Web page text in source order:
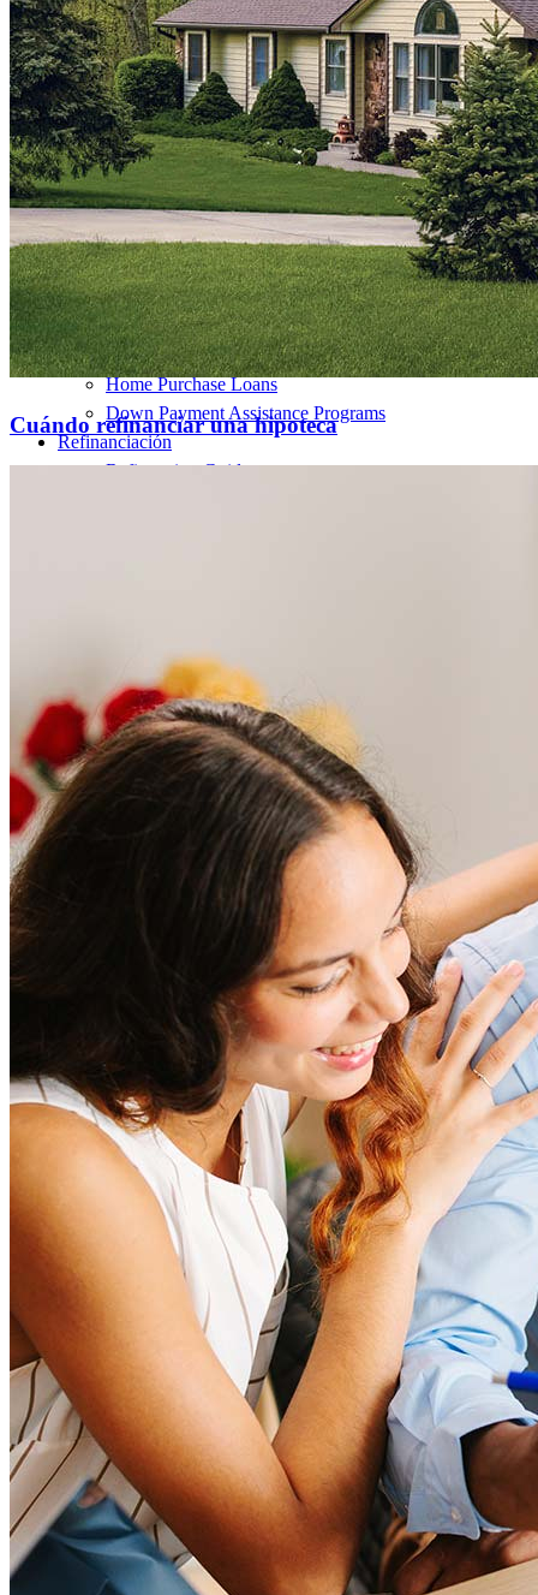
Cuándo refinanciar una hipoteca
Comprar una casa
Homebuying Guide
Mortgage Interest Rates
Mortgage Pre-Approval
First-Time Homebuyers
Home Purchase Loans
Down Payment Assistance Programs
Refinanciación
Refinancing Guide
Loan Programs
Down Payment Assistance Programs
Recursos
Mortgage Calculators
Helpful Articles
Home Value Estimator
Mortgage Terminology
Mortgage Videos
Pay My Mortgage
NMLSConsumerAccess.org
Corporate Partnerships
Mortgage Loan Officer Jobs
Internships
Open a Branch
Pressroom
Contact Us
Find a Loan Officer
Información en español
Declaración de privacidad
Limit The Sharing of Your Personal Information HERE
(Affiliates and Third Parties)
No vender ni compartir mi información personal (CA,
CT, MN, MT, OR)
Licensing and Disclosures
Terms and Conditions
CrossCountry Mortgage, LLC, 2160 Superior Avenue,
Cleveland, OH 44114NMLS3029 | RM.803095.000
Todos los respaldos y testimonios se dan sin incentivo ni
compensación.